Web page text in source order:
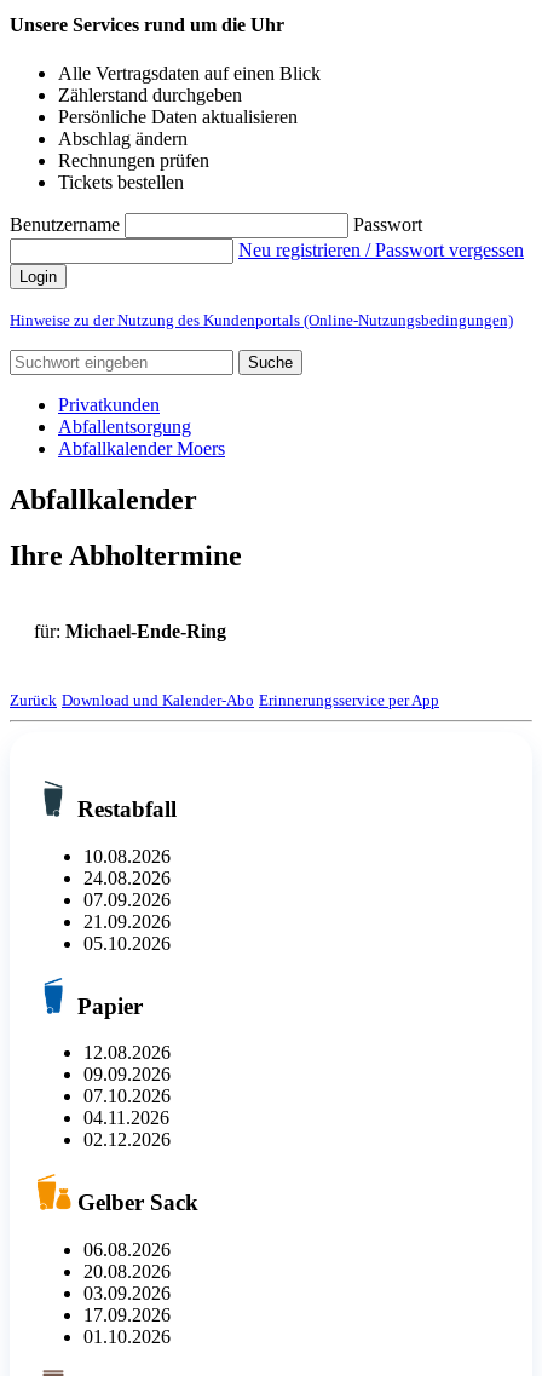
Unsere Services rund um die Uhr
Alle Vertragsdaten auf einen Blick
Zählerstand durchgeben
Persönliche Daten aktualisieren
Abschlag ändern
Rechnungen prüfen
Tickets bestellen
Benutzername
Passwort
Neu registrieren / Passwort vergessen
Login
Hinweise zu der Nutzung des Kundenportals (Online-Nutzungsbedingungen)
Suche
Privatkunden
Abfallentsorgung
Abfallkalender Moers
Abfallkalender
Ihre Abholtermine
für: Michael-Ende-Ring
Zurück Download und Kalender-Abo Erinnerungsservice per App
Restabfall
10.08.2026
24.08.2026
07.09.2026
21.09.2026
05.10.2026
Papier
12.08.2026
09.09.2026
07.10.2026
04.11.2026
02.12.2026
Gelber Sack
06.08.2026
20.08.2026
03.09.2026
17.09.2026
01.10.2026